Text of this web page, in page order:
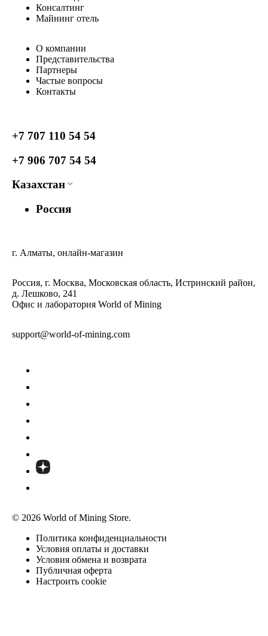
Консалтинг
Майнинг отель
О компании
Представительства
Партнеры
Частые вопросы
Контакты
+7 707 110 54 54
+7 906 707 54 54
Казахстан
Россия
г. Алматы, онлайн-магазин
Россия, г. Москва, Московская область, Истринский район,
д. Лешково, 241
Офис и лаборатория World of Mining
support@world-of-mining.com
© 2026 World of Mining Store.
Политика конфиденциальности
Условия оплаты и доставки
Условия обмена и возврата
Публичная оферта
Настроить cookie